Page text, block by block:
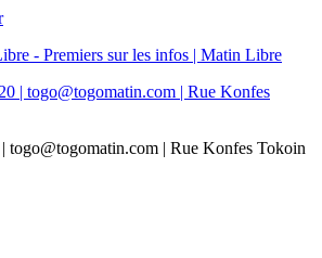
- Premiers sur les infos | Matin Libre
togo@togomatin.com | Rue Konfes Tokoin